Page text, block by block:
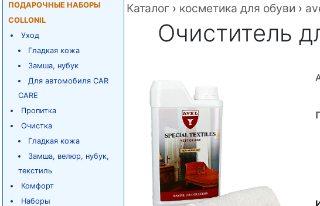
ПОДАРОЧНЫЕ НАБОРЫ
COLLONIL
Уход
Гладкая кожа
Замша, нубук
Для автомобиля CAR
CARE
Пропитка
Очистка
Гладкая кожа
Замша, велюр, нубук,
текстиль
Комфорт
Наборы
Каталог › косметика для обуви ›
Очиститель